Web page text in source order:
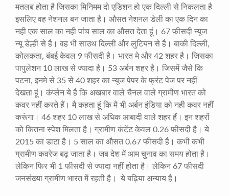
मतलब होता है जिसका मिनिमम दो एडिशन हो एक दिल्ली से निकलता है
इसलिए वह नेशनल बन जाता है। औसत नेशनल डेली का एक दिन का
नही एक साल का नही पांच साल का औसत देता हूं। 67 फीसदी न्यूज
न्यू डेल्ही से है। वह भी साउथ दिल्ली और लुटियन से है। बाकी दिल्ली,
कोलकता, बंबई केवल 9 फीसदी है। भारत मे और 42 शहर है। जिसका
पापुलेशन 10 लाख से ज्यादा है। 53 अर्बन शहर है। जिसमें जैसे कि
पटना, इनमे से 35 से 40 शहर का न्यूज पेपर के फ्रंट पेज पर नहीं
देखता हूं। कंप्लेन ये है कि अखबार वाले चैनल वाले ग्रामीण भारत को
कवर नहीं करते हैं। मै कहता हूं कि मै भी अर्बन इंडिया को नही कवर नहीं
करूंगा। 46 शहर 10 लाख से अधिक आबादी वाले शहर हैं। इन शहरों
को कितना स्पेश मिलता है। ग्रामीण कंटेंट केवल 0.26 फीसदी है। ये
2015 का डाटा है। 5 साल का औसत0.67 फीसदी है। कभी कभी
ग्रामीण कवरेज बढ़ जाता है। जब देश में आम चुनाव का समय होता है।
लेकिन फिर भी 1 फीसदी से ज्यादा नहीं होता है। लेकिन 67 फीसदी
जनसंख्या ग्रामीण भारत में रहती है। ये बढ़िया अन्याय है।